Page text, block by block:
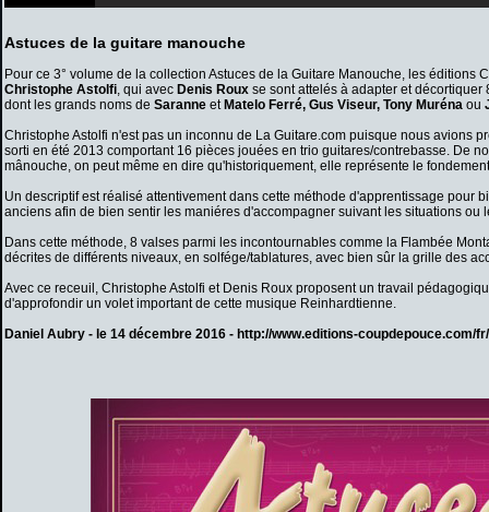
Astuces de la guitare manouche
Pour ce 3° volume de la collection Astuces de la Guitare Manouche, les
Christophe Astolfi, qui avec Denis Roux se sont attelés à adapter et
dont les grands noms de Saranne etMatelo Ferré, Gus Viseur, Tony Muréna ou
Christophe Astolfi n'est pas un inconnu de La Guitare.com puisque nous avions
sorti en été 2013 comportant 16 pièces jouées en trio guitares/contrebasse. De
mânouche, on peut même en dire qu'historiquement, elle représente le
Un descriptif est réalisé attentivement dans cette méthode d'apprentissage pour
anciens afin de bien sentir les maniéres d'accompagner suivant les situations ou
Dans cette méthode, 8 valses parmi les incontournables comme la Flambée
décrites de différents niveaux, en solfége/tablatures, avec bien sûr la grille des
Avec ce receuil, Christophe Astolfi et Denis Roux proposent un travail
d'approfondir un volet important de cette musique Reinhardtienne.
Daniel Aubry - le 14 décembre 2016 - http://www.editions-coupdepouce.com/fr/